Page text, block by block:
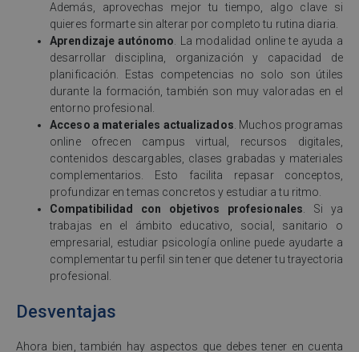
Además, aprovechas mejor tu tiempo, algo clave si
quieres formarte sin alterar por completo tu rutina diaria.
Aprendizaje autónomo. La modalidad online te ayuda a
desarrollar disciplina, organización y capacidad de
planificación. Estas competencias no solo son útiles
durante la formación, también son muy valoradas en el
entorno profesional.
Acceso a materiales actualizados. Muchos programas
online ofrecen campus virtual, recursos digitales,
contenidos descargables, clases grabadas y materiales
complementarios. Esto facilita repasar conceptos,
profundizar en temas concretos y estudiar a tu ritmo.
Compatibilidad con objetivos profesionales. Si ya
trabajas en el ámbito educativo, social, sanitario o
empresarial, estudiar psicología online puede ayudarte a
complementar tu perfil sin tener que detener tu trayectoria
profesional.
Desventajas
Ahora bien, también hay aspectos que debes tener en cuenta